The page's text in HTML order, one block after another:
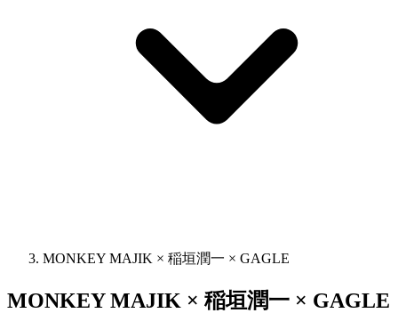
MONKEY MAJIK × 稲垣潤一 × GAGLE
MONKEY MAJIK × 稲垣潤一 × GAGLE